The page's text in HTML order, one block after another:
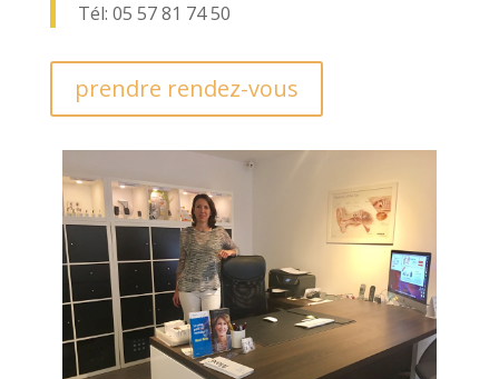
Tél: 05 57 81 74 50
prendre rendez-vous